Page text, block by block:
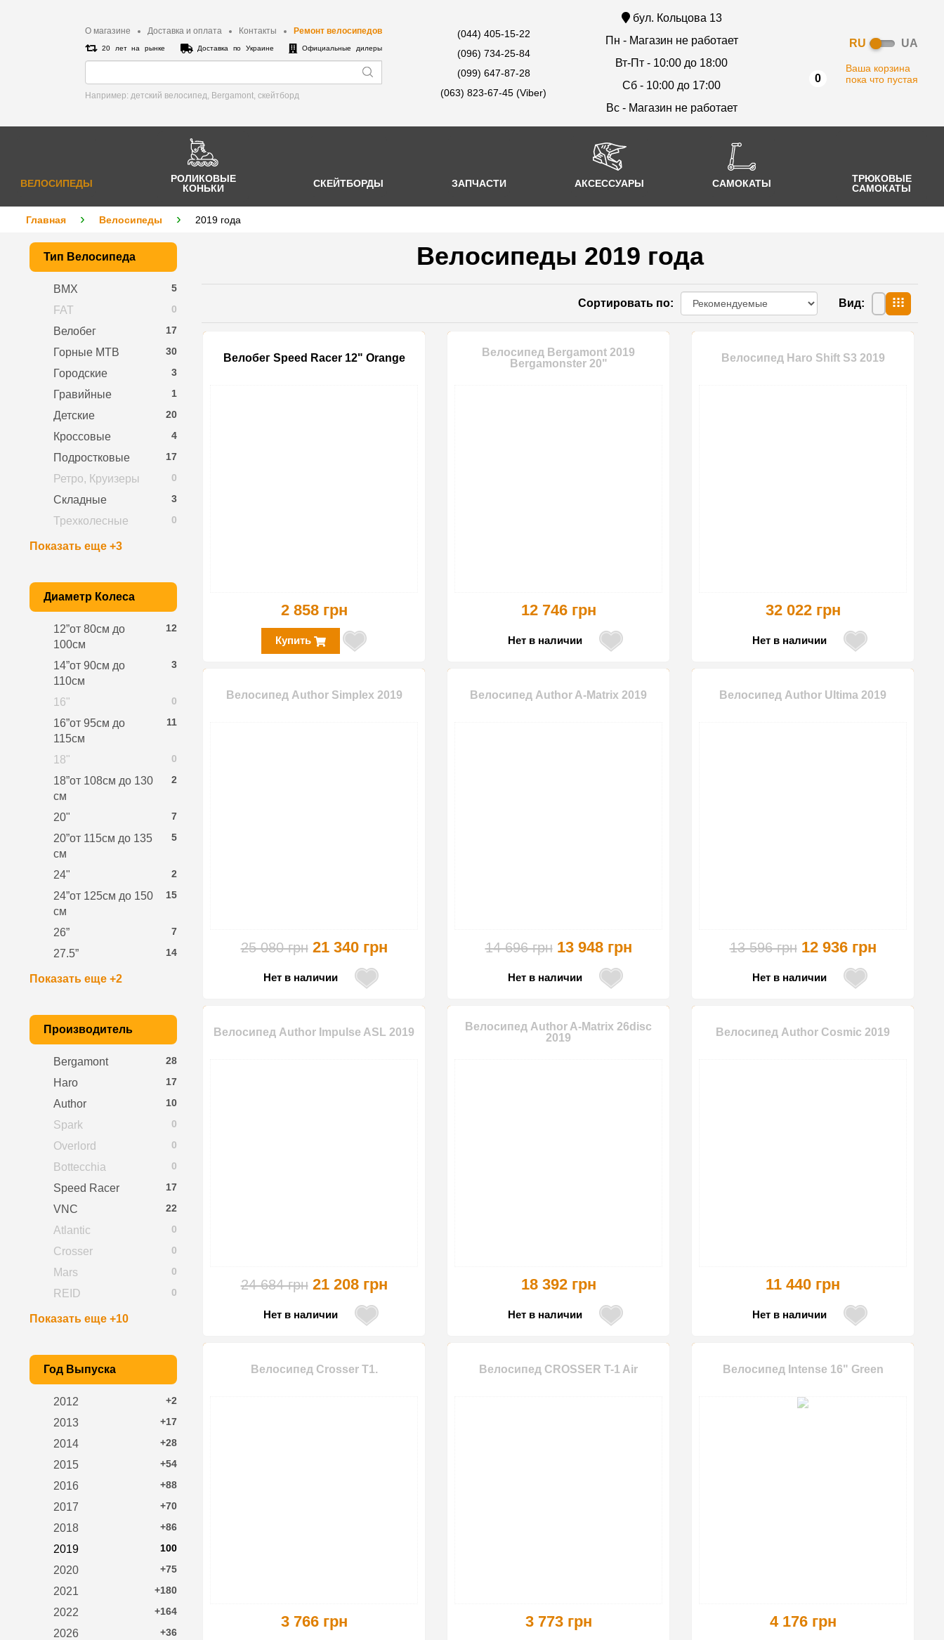
О магазине Доставка и оплата Контакты Ремонт велосипедов
20 лет на рынке Доставка по Украине Официальные дилеры
Например: детский велосипед, Bergamont, cкейтборд
(044) 405-15-22
(096) 734-25-84
(099) 647-87-28
(063) 823-67-45 (Viber)
бул. Кольцова 13
Пн - Магазин не работает
Вт-Пт - 10:00 до 18:00
Сб - 10:00 до 17:00
Вс - Магазин не работает
RU UA
0
Ваша корзина
пока что пустая
ВЕЛОСИПЕДЫ
РОЛИКОВЫЕ
КОНЬКИ
СКЕЙТБОРДЫ ЗАПЧАСТИ АКСЕССУАРЫ САМОКАТЫ
ТРЮКОВЫЕ
САМОКАТЫ
Главная Велосипеды 2019 года
Велосипеды 2019 года
Сортировать по: Вид:
Велобег Speed Racer 12" Orange
2 858 грн
Купить
Велосипед Bergamont 2019
Bergamonster 20"
12 746 грн
Нет в наличии
Велосипед Haro Shift S3 2019
32 022 грн
Нет в наличии
Велосипед Author Simplex 2019
25 080 грн 21 340 грн
Нет в наличии
Велосипед Author A-Matrix 2019
14 696 грн 13 948 грн
Нет в наличии
Велосипед Author Ultima 2019
13 596 грн 12 936 грн
Нет в наличии
Велосипед Author Impulse ASL 2019
24 684 грн 21 208 грн
Нет в наличии
Велосипед Author A-Matrix 26disc
2019
18 392 грн
Нет в наличии
Велосипед Author Cosmic 2019
11 440 грн
Нет в наличии
Велосипед Crosser T1.
3 766 грн
Велосипед CROSSER T-1 Air
3 773 грн
Велосипед Intense 16" Green
4 176 грн
Тип Велосипеда
5
BMX
0
FAT
17
Велобег
30
Горные MTB
3
Городские
1
Гравийные
20
Детские
4
Кроссовые
17
Подростковые
0
Ретро, Круизеры
3
Складные
0
Трехколесные
Показать еще +3
Диаметр Колеса
12
12”от 80см до
100см
3
14”от 90см до
110см
0
16"
11
16”от 95см до
115см
0
18"
2
18”от 108см до 130
см
7
20"
5
20”от 115см до 135
см
2
24"
15
24”от 125см до 150
см
7
26”
14
27.5”
Показать еще +2
Производитель
28
Bergamont
17
Haro
10
Author
0
Spark
0
Overlord
0
Bottecchia
17
Speed Racer
22
VNC
0
Atlantic
0
Crosser
0
Mars
0
REID
Показать еще +10
Год Выпуска
+2
2012
+17
2013
+28
2014
+54
2015
+88
2016
+70
2017
+86
2018
100
2019
+75
2020
+180
2021
+164
2022
+36
2026